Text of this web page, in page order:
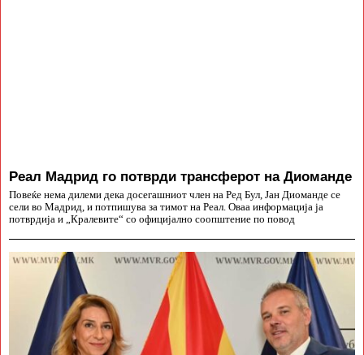
Реал Мадрид го потврди трансферот на Диоманде
Повеќе нема дилеми дека досегашниот член на Ред Бул, Јан Диоманде се
сели во Мадрид, и потпишува за тимот на Реал. Оваа информација ја
потврдија и „Кралевите“ со официјално соопштение по повод